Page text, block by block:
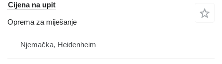
Cijena na upit
Oprema za miješanje
Njemačka, Heidenheim